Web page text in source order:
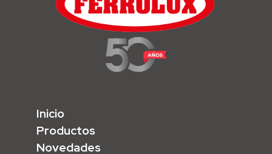
Inicio
Productos
Novedades